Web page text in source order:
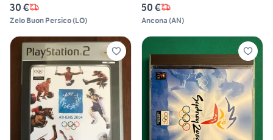
30 €
Zelo Buon Persico(LO)
50 €
Ancona (AN)